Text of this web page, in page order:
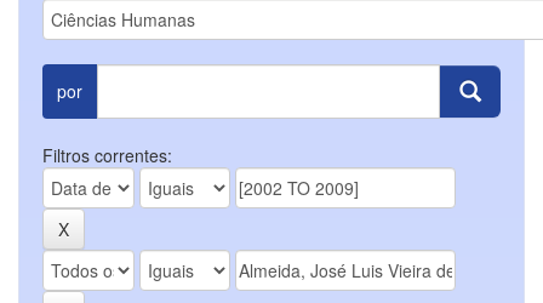
por
Filtros correntes: